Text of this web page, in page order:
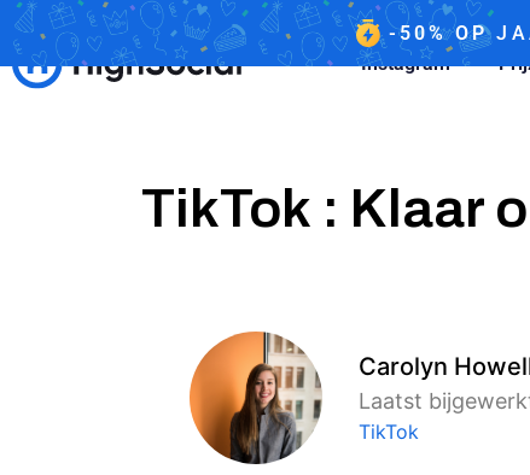
-50%OP
Instagram
TikTok : Klaar
Carolyn
Laatst
TikTok